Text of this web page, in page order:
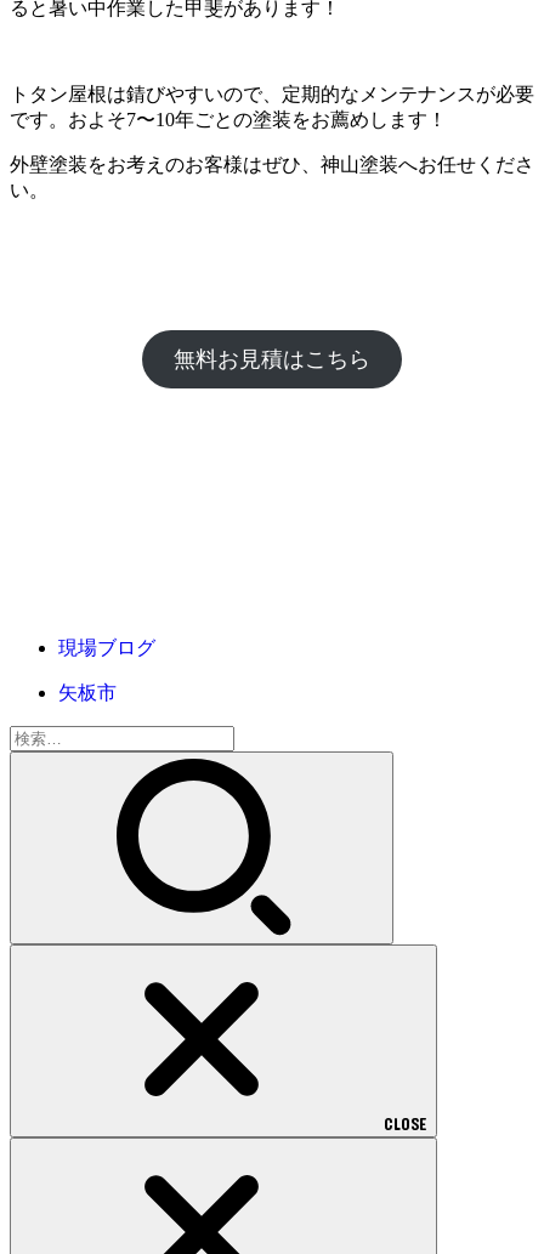
ると暑い中作業した甲斐があります！
トタン屋根は錆びやすいので、定期的なメンテナンスが必要
です。およそ7〜10年ごとの塗装をお薦めします！
外壁塗装をお考えのお客様はぜひ、神山塗装へお任せくださ
い。
無料お見積はこちら
現場ブログ
矢板市
検
索:
CLOSE